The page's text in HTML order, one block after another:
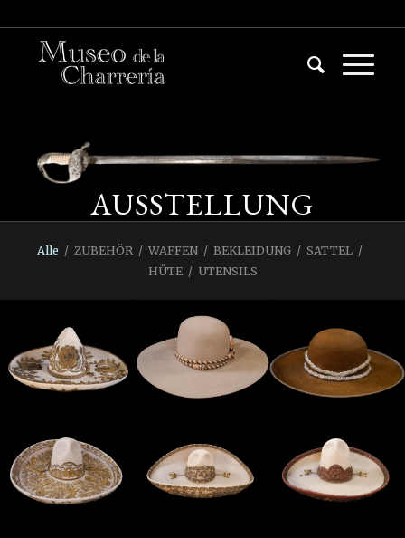
AUSSTELLUNG
Alle / ZUBEHÖR / WAFFEN / BEKLEIDUNG / SATTEL /
HÜTE / UTENSILS